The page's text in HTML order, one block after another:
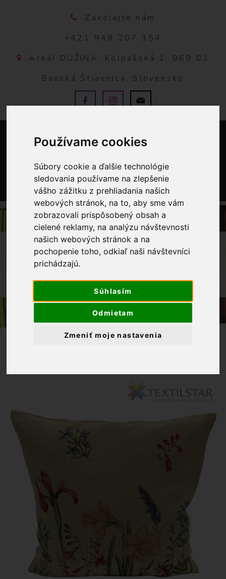
Používame cookies
Súbory cookie a ďalšie technológie
sledovania používame na zlepšenie
vášho zážitku z prehliadania našich
webových stránok, na to, aby sme vám
zobrazovali prispôsobený obsah a
cielené reklamy, na analýzu návštevnosti
našich webových stránok a na
pochopenie toho, odkiaľ naši návštevníci
prichádzajú.
Súhlasím
Odmietam
Zmeniť moje nastavenia
Zavolajte nám
+421 948 207 354
Areál DUŽINA, Kolpašská 1, 969 01
Banská Štiavnica, Slovensko
0
OBCHOD BYTOVÝ TEXTIL A DEKORÁCIE
45 X 45 CM